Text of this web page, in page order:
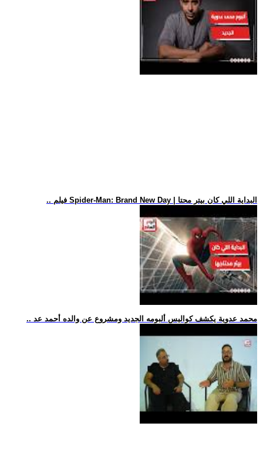
.. فيلم Spider-Man: Brand New Day | البداية اللي كان بيتر محتا
.. محمد عدوية يكشف كواليس ألبومه الجديد ومشروع عن والده أحمد عد